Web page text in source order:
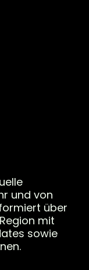
und von
über
mit
sowie